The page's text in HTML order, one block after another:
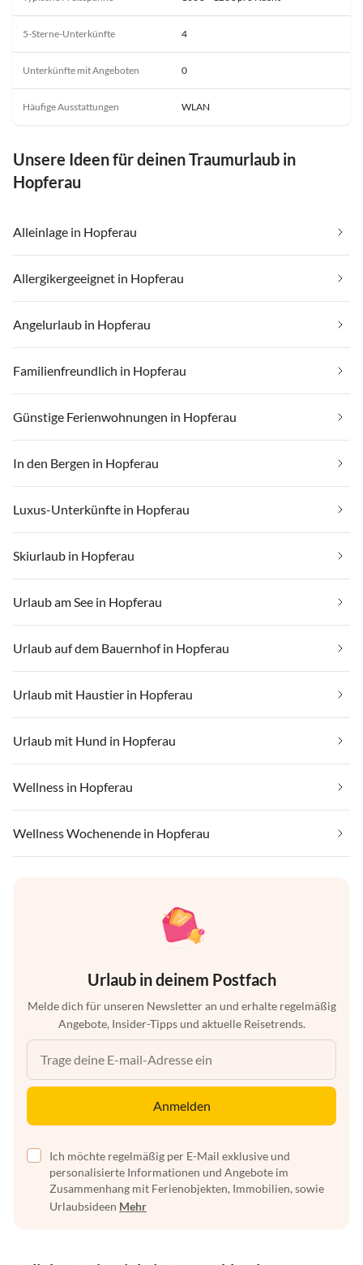
5-Sterne-Unterkünfte 4
Unterkünfte mit Angeboten 0
Häufige Ausstattungen WLAN
Unsere Ideen für deinen Traumurlaub in
Hopferau
Alleinlage in Hopferau
Allergikergeeignet in Hopferau
Angelurlaub in Hopferau
Familienfreundlich in Hopferau
Günstige Ferienwohnungen in Hopferau
In den Bergen in Hopferau
Luxus-Unterkünfte in Hopferau
Skiurlaub in Hopferau
Urlaub am See in Hopferau
Urlaub auf dem Bauernhof in Hopferau
Urlaub mit Haustier in Hopferau
Urlaub mit Hund in Hopferau
Wellness in Hopferau
Wellness Wochenende in Hopferau
Urlaub in deinem Postfach
Melde dich für unseren Newsletter an und erhalte regelmäßig
Angebote, Insider-Tipps und aktuelle Reisetrends.
Anmelden
Ich möchte regelmäßig per E-Mail exklusive und
personalisierte Informationen und Angebote im
Zusammenhang mit Ferienobjekten, Immobilien, sowie
Urlaubsideen Mehr